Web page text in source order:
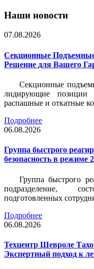
Наши новости
07.08.2026
Секционные
Решение для Вашего
Секционные
лидирующие позиции
распашные и откатные
Подробнее
06.08.2026
Группа быстрого
безопасность в режиме
Группа быстрого
подразделение,
подготовленных
Подробнее
06.08.2026
Техцентр Шевроле
Экспертный подход к